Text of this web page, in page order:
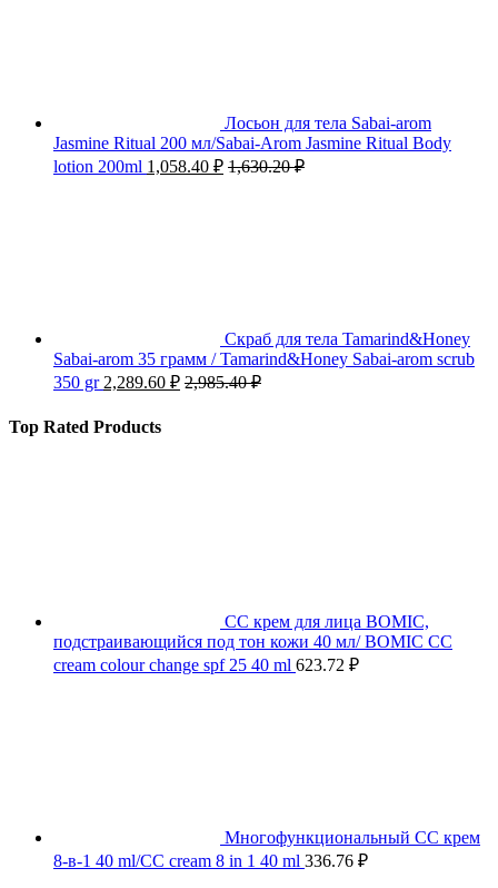
Лосьон для тела Sabai-arom
Jasmine Ritual 200 мл/Sabai-Arom Jasmine Ritual Body
lotion 200ml 1,058.40 ₽ 1,630.20₽
Скраб для тела Tamarind&Honey
Sabai-arom 35 грамм / Tamarind&Honey Sabai-arom scrub
350 gr 2,289.60 ₽ 2,985.40₽
Top Rated Products
СС крем для лица BOMIC,
подстраивающийся под тон кожи 40 мл/ BOMIC CC
cream colour change spf 25 40 ml 623.72 ₽
Многофункциональный СС крем
8-в-1 40 ml/CC cream 8 in 1 40 ml 336.76 ₽